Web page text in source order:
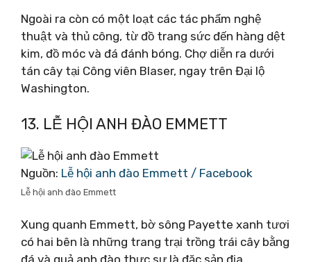
Ngoài ra còn có một loạt các tác phẩm nghệ
thuật và thủ công, từ đồ trang sức đến hàng dệt
kim, đồ móc và đá đánh bóng. Chợ diễn ra dưới
tán cây tại Công viên Blaser, ngay trên Đại lộ
Washington.
13. LỄ HỘI ANH ĐÀO EMMETT
Nguồn: Lễ hội anh đào Emmett / Facebook
Lễ hội anh đào Emmett
Xung quanh Emmett, bờ sông Payette xanh tươi
có hai bên là những trang trại trồng trái cây bằng
đá và quả anh đào thực sự là đặc sản địa